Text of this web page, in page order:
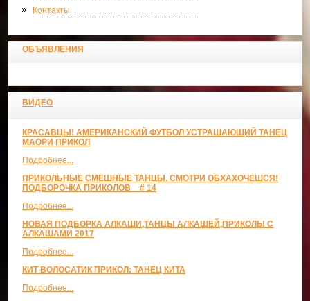
Контакты
ОБЪЯВЛЕНИЯ
ВИДЕО
КРАСАВЦЫ! АМЕРИКАНСКИЙ ФУТБОЛ УСТРАШАЮЩИЙ ТАНЕЦ
МАОРИ ПРИКОЛ
Подробнее...
ПРИКОЛЬНЫЕ СМЕШНЫЕ ТАНЦЫ. СМОТРИ ОБХАХОЧЕШСЯ!
ПОДБОРОЧКА ПРИКОЛОВ _ # 14
Подробнее...
НОВАЯ ПОДБОРКА АЛКАШИ,ТАНЦЫ АЛКАШЕЙ,ПРИКОЛЫ С
АЛКАШАМИ 2017
Подробнее...
КИТ ВОЛОСАТИК ПРИКОЛ: ТАНЕЦ КИТА
Подробнее...